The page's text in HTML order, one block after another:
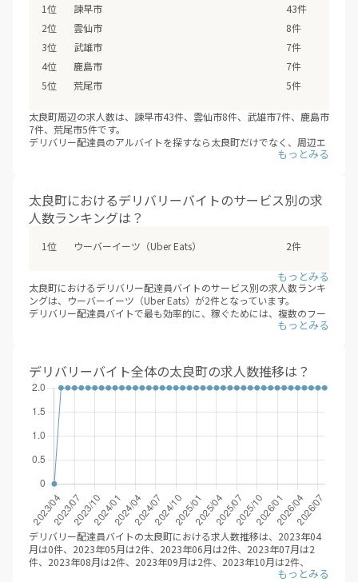
諫早市
43件
雲仙市
8件
武雄市
7件
鹿島市
7件
荒尾市
5件
太良町周辺の求人数は、諫早市43件、雲仙市8件、武雄市7件、鹿島市
7件、荒尾市5件です。
デリバリー配達員のアルバイトを探すなら太良町だけでなく、周辺エ
リアの諫早市・雲仙市・武雄市・鹿島市・荒尾市などもあわせて検討
太良町におけるデリバリーバイトのサービス別の求
人数ランキングは？
ウーバーイーツ（Uber Eats） 2件
太良町におけるデリバリー配達員バイトのサービス別の求人数ランキ
ングは、ウーバーイーツ（Uber Eats）が2件となっています。
デリバリー配達員バイトで最も効率的に、稼ぐためには、複数のフー
ドデリバリーサービスに登録することです。時期やエリアごとに、一
2026年08月
デリバリーバイト全体の太良町の求人数推移は？
デリバリー配達員バイトの太良町における求人数推移は、2023年04
月は0件、2023年05月は2件、2023年06月は2件、2023年07月は2
件、2023年08月は2件、2023年09月は2件、2023年10月は2件、
2023年11月は2件、2023年12月は2件、2024年01月は2件、2024年